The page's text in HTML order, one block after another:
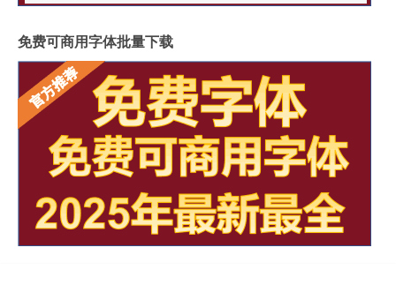
免费可商用字体批量下载